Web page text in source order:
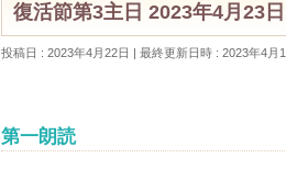
復活節第3主日 2023年4月23日
投稿日 : 2023年4月22日 最終更新日時 : 2023年4月
第一朗読